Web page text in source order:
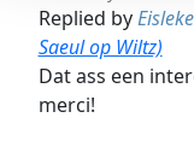
Replied by
Saeul op Wiltz)
Dat ass een
merci!